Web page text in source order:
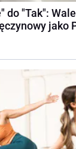
do "Tak":
jako